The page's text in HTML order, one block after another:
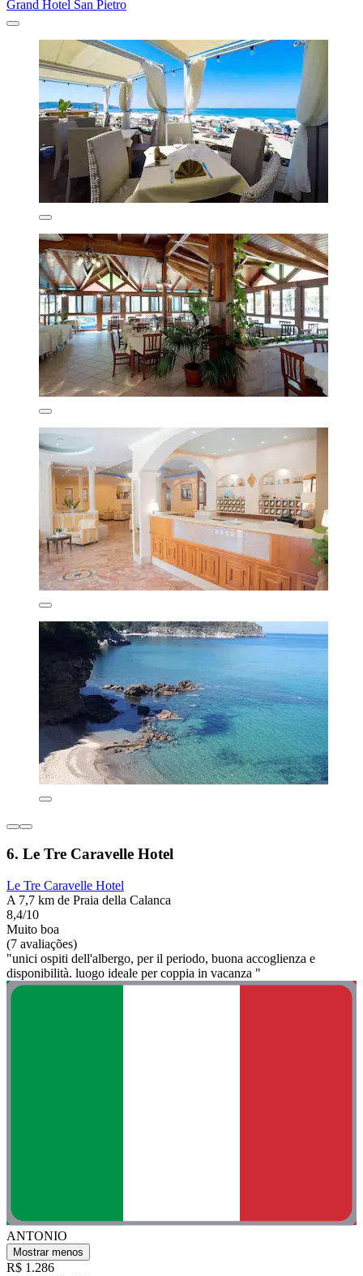
Grand Hotel San Pietro
6. Le Tre Caravelle Hotel
Le Tre Caravelle Hotel
A 7,7 km de Praia della Calanca
8,4/10
Muito boa
(7 avaliações)
"unici ospiti dell'albergo, per il periodo, buona accoglienza e
disponibilità. luogo ideale per coppia in vacanza "
ANTONIO
Mostrar menos
R$ 1.286